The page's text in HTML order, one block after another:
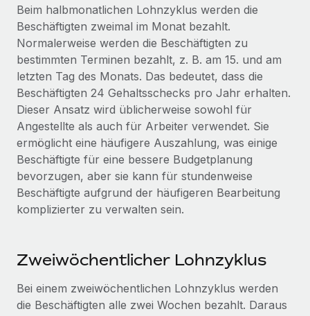
Mobilität und Relocation
Mühelose Relocation von Mitarbeiter:innen
Benefits
Mühelose Verwaltung von Benefits
Wellness-Startup Reverse Tech hat das globale...
Mehr erfahren
BLOG
Neues zu Remote-Produkten: Integration mit
Gusto und Zero und Contractor Management
Plus
Auch im neuen Jahr wollen wir bei Remote Unternehmen
aller Größen dabei unterstützen, die beste...
Mehr erfahren
Wie Phiture 55 Mitarbeiter:innen in 19 Ländern
mit Remote verwaltet
Wachstumsberatung für mobile Apps. Das...
Mehr erfahren
Beim halbmonatlichen Lohnzyklus werden die
Beschäftigten zweimal im Monat bezahlt.
Normalerweise werden die Beschäftigten zu
bestimmten Terminen bezahlt, z. B. am 15. und am
letzten Tag des Monats. Das bedeutet, dass die
Beschäftigten 24 Gehaltsschecks pro Jahr erhalten.
Dieser Ansatz wird üblicherweise sowohl für
Angestellte als auch für Arbeiter verwendet. Sie
ermöglicht eine häufigere Auszahlung, was einige
Beschäftigte für eine bessere Budgetplanung
bevorzugen, aber sie kann für stundenweise
Beschäftigte aufgrund der häufigeren Bearbeitung
komplizierter zu verwalten sein.
Zweiwöchentlicher Lohnzyklus
Bei einem zweiwöchentlichen Lohnzyklus werden
die Beschäftigten alle zwei Wochen bezahlt. Daraus